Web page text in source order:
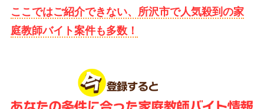
ここではご紹介できない、所沢市で人気殺到の家
庭教師バイト案件も多数！